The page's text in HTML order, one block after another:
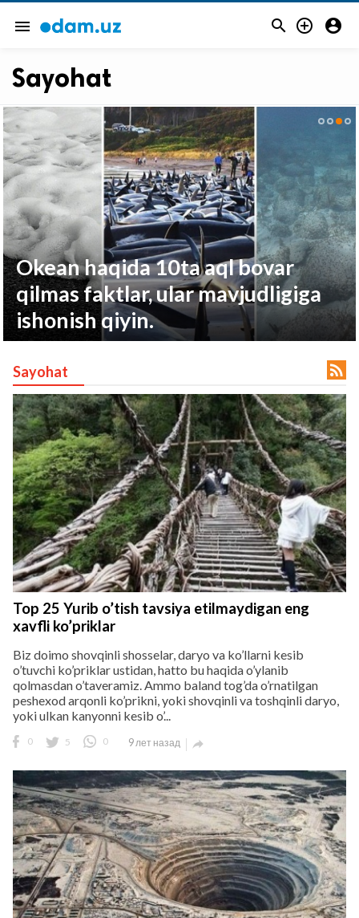
menu   
защищены.
Sayohat
Okean haqida 10ta aql bovar
qilmas faktlar, ular mavjudligiga
ishonish qiyin.
Sayohat 
Top 25 Yurib o’tish tavsiya etilmaydigan eng
xavfli ko’priklar
Biz doimo shovqinli shosselar, daryo va ko’llarni kesib
o’tuvchi ko’priklar ustidan, hatto bu haqida o’ylanib
qolmasdan o’taveramiz. Ammo baland tog’da o’rnatilgan
peshexod arqonli ko’prikni, yoki shovqinli va toshqinli daryo,
yoki ulkan kanyonni kesib o’...
0 5 0 9 лет назад 